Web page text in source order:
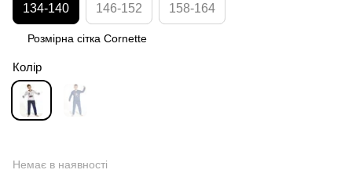
134-140 146-152 158-164
Розмірна сітка Cornette
Колір
Немає в наявності